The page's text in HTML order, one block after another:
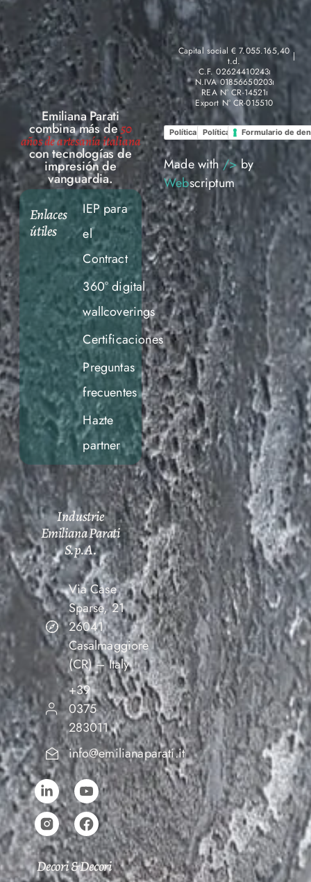
Emiliana Parati
combina más de50
años de artesanía italiana
con tecnologías de
impresión de
vanguardia.
Enlaces
útiles
IEP para
el
Contract
360° digital
wallcoverings
Certificaciones
Preguntas
frecuentes
Hazte
partner
Industrie
Emiliana Parati
S.p.A.
Via Case
Sparse, 21
26041
Casalmaggiore
(CR) – Italy
+39
0375
283011
info@emilianaparati.it
Decori & Decori
Capital social € 7.055.165,40
t.d.
C.F. 02624410243
N.IVA 01856650203
REA N° CR-14521
Export N° CR-015510
Política de Privacidad
Política de Cookies
Formulario de
Made with/>by
Webscriptum